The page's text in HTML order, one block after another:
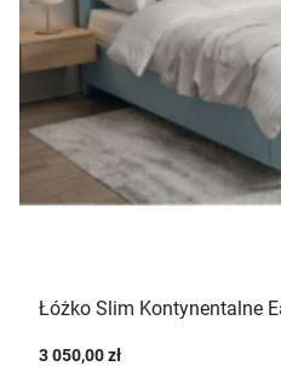
Łóżko Slim Kontynentalne
3 050,00 zł